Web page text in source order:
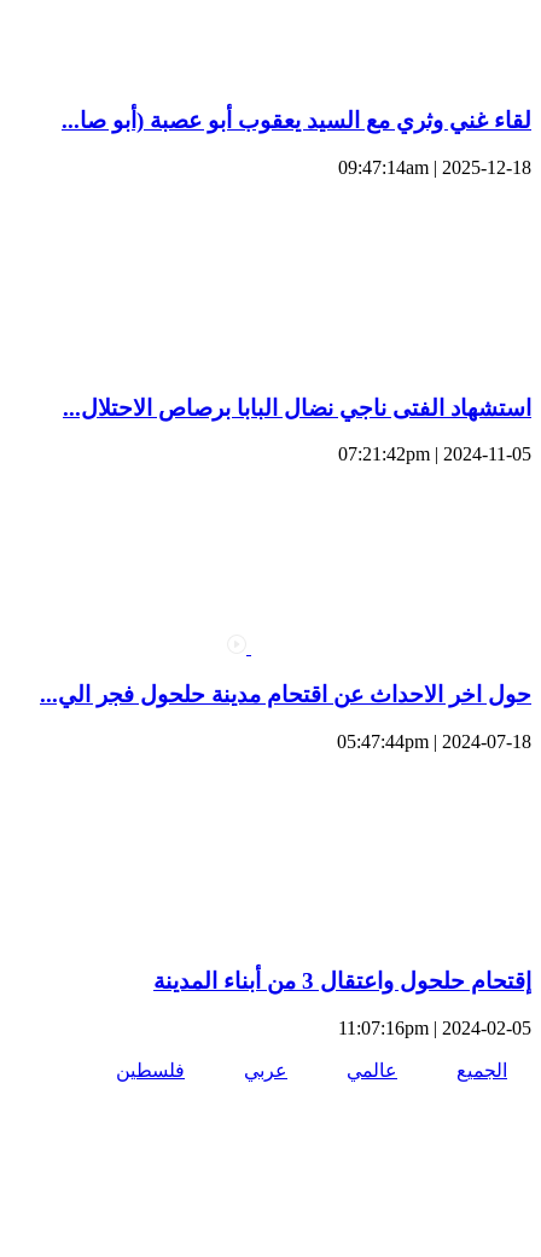
لقاء غني وثري مع السيد يعقوب أبو عصبة (أبو صا...
2025-12-18 | 09:47:14am
استشهاد الفتى ناجي نضال البابا برصاص الاحتلال...
2024-11-05 | 07:21:42pm
حول اخر الاحداث عن اقتحام مدينة حلحول فجر الي...
2024-07-18 | 05:47:44pm
إقتحام حلحول واعتقال 3 من أبناء المدينة
2024-02-05 | 11:07:16pm
الجميع عالمي عربي فلسطين